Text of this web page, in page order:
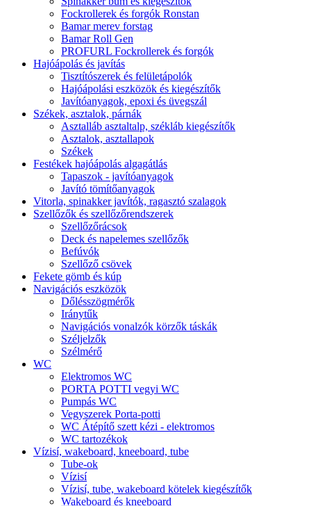
Fockrollerek és forgók Ronstan
Bamar merev forstag
Bamar Roll Gen
PROFURL Fockrollerek és forgók
Hajóápolás és javítás
Tisztítószerek és felületápolók
Hajóápolási eszközök és kiegészítők
Javítóanyagok, epoxi és üvegszál
Székek, asztalok, párnák
Asztalláb asztaltalp, székláb kiegészítők
Asztalok, asztallapok
Székek
Festékek hajóápolás algagátlás
Tapaszok - javítóanyagok
Javító tömítőanyagok
Vitorla, spinakker javítók, ragasztó szalagok
Szellőzők és szellőzőrendszerek
Szellőzőrácsok
Deck és napelemes szellőzők
Befúvók
Szellőző csövek
Fekete gömb és kúp
Navigációs eszközök
Dőlésszögmérők
Iránytűk
Navigációs vonalzók körzők táskák
Széljelzők
Szélmérő
WC
Elektromos WC
PORTA POTTI vegyi WC
Pumpás WC
Vegyszerek Porta-potti
WC Átépítő szett kézi - elektromos
WC tartozékok
Vízisí, wakeboard, kneeboard, tube
Tube-ok
Vízisí
Vízisí, tube, wakeboard kötelek kiegészítők
Wakeboard és kneeboard